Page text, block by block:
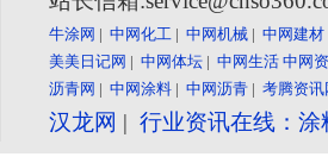
牛涂网 | 中网化工 | 中网机械 | 中网建材
美美日记网 | 中网体坛 | 中网生活 中网
沥青网 | 中网涂料 | 中网沥青 | 考腾资讯
汉龙网 | 行业资讯在线：